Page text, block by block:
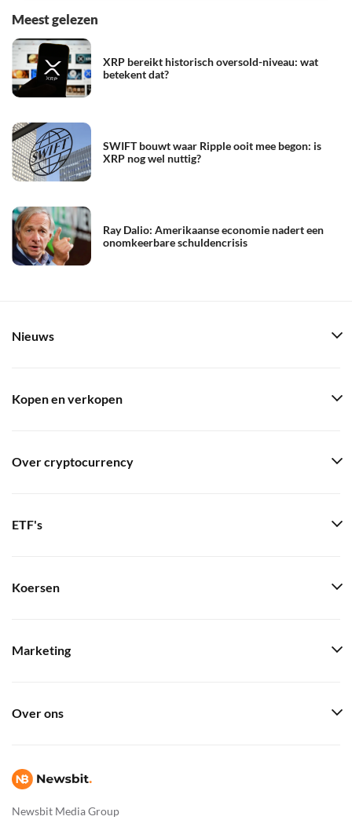
Meest gelezen
XRP bereikt historisch oversold-niveau: wat
betekent dat?
SWIFT bouwt waar Ripple ooit mee begon: is
XRP nog wel nuttig?
Ray Dalio: Amerikaanse economie nadert een
onomkeerbare schuldencrisis
Newsbit Media Group
Nieuws
Kopen en verkopen
Over cryptocurrency
ETF's
Koersen
Marketing
Over ons